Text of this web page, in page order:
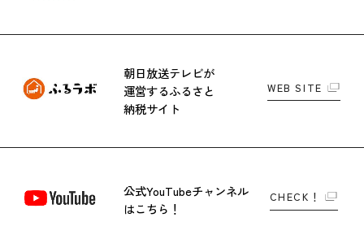
朝日放送テレビが
運営するふるさと
納税サイト
WEB SITE
公式YouTubeチャンネル
はこちら！
CHECK！